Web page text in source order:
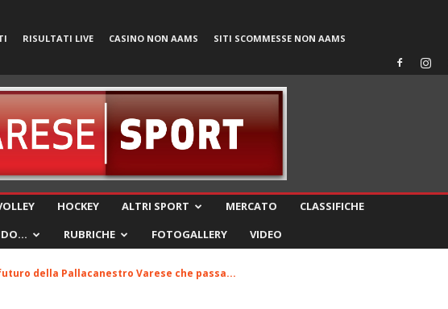
RISULTATI LIVE CASINO NON AAMS SITI SCOMMESSE NON AAMS
HOCKEY ALTRI SPORT MERCATO
CLASSIFICHE
RUBRICHE FOTOGALLERY VIDEO
della Pallacanestro Varese che passa...